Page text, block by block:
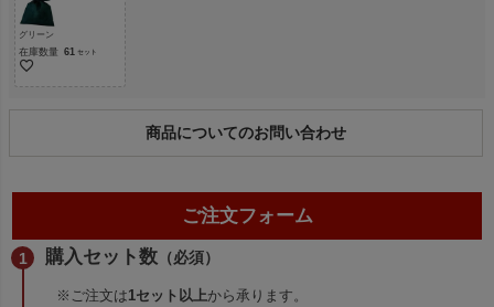
グリーン
在庫数量 61
商品についてのお問い合わせ
ご注文フォーム
購入セット数 （必須）
※ご注文は1セット以上から承ります。